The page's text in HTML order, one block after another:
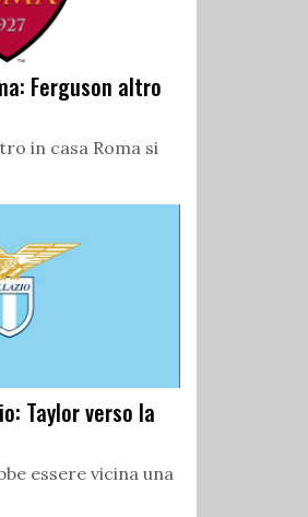
Ferguson altro
in casa Roma si
Taylor verso la
essere vicina una